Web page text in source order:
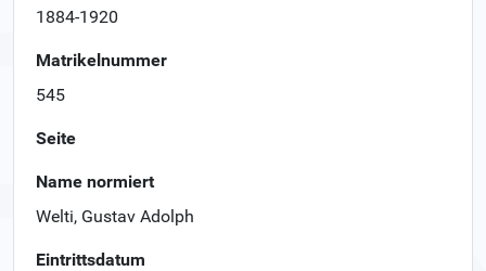
1884-1920
Matrikelnummer
545
Seite
Name normiert
Welti, Gustav Adolph
Eintrittsdatum